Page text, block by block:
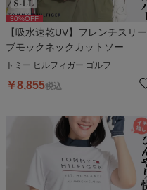
30%OFF
【吸水速乾UV】フレンチスリー
ブモックネックカットソー
トミー ヒルフィガー ゴルフ
￥8,855税込